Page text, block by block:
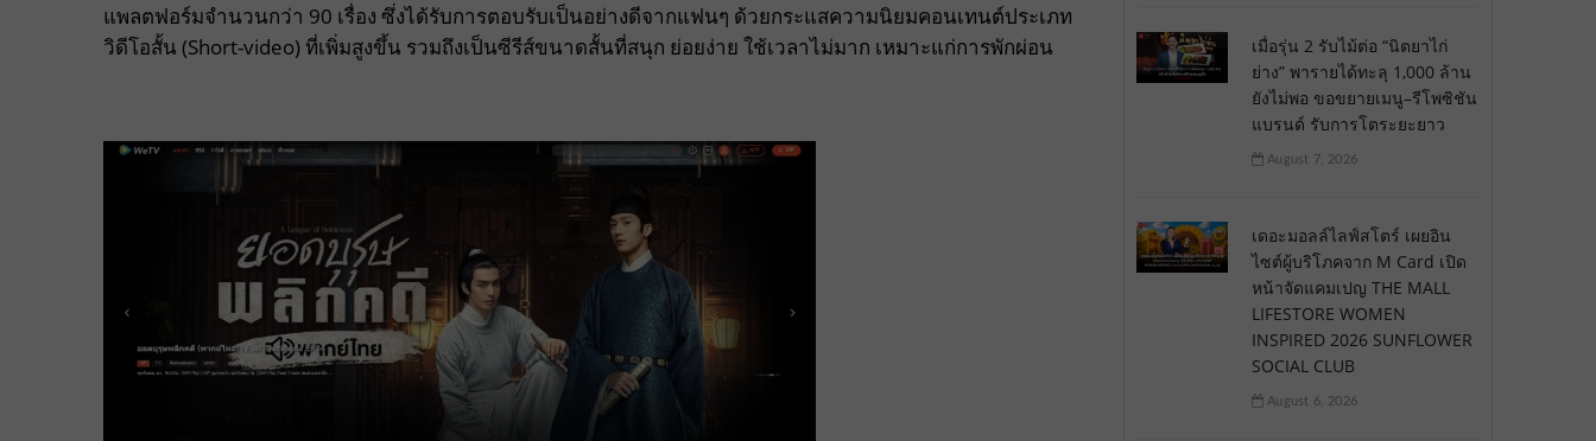
แพลตฟอร์มจำนวนกว่า 90 เรื่อง ซึ่งได้รับการตอบรับเป็นอย่างดีจากแฟนๆ ด้วยกระแสความนิยมคอนเทนต์ประเภท
วิดีโอสั้น (Short-video) ที่เพิ่มสูงขึ้น รวมถึงเป็นซีรีส์ขนาดสั้นที่สนุก ย่อยง่าย ใช้เวลาไม่มาก เหมาะแก่การพักผ่อน
เมื่อรุ่น 2 รับไม้ต่อ “นิตยาไก่
ย่าง” พารายได้ทะลุ 1,000 ล้าน
ยังไม่พอ ขอขยายเมนู–รีโพซิชัน
แบรนด์ รับการโตระยะยาว
August 7, 2026
เดอะมอลล์ไลฟ์สโตร์ เผยอิน
ไซต์ผู้บริโภคจาก M Card เปิด
หน้าจัดแคมเปญ THE MALL
LIFESTORE WOMEN
INSPIRED 2026 SUNFLOWER
SOCIAL CLUB
August 6, 2026